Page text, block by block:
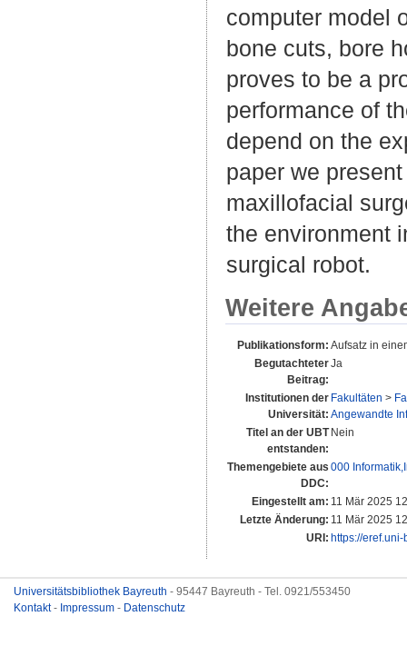
computer model
bone cuts, bore
proves to be a
performance of
depend on the
paper we
maxillofacial
the environment
surgical robot.
Weitere
Publikationsform: Aufsatz in
Begutachteter
Beitrag:
Ja
Institutionen der
Universität:
Fakultäten >
Angewandte
Titel an der UBT
entstanden:
Nein
Themengebiete aus
DDC:
000
Eingestellt am: 11 Mär 2025
Letzte Änderung: 11 Mär 2025
URI: https://
Universitätsbibliothek Bayreuth - 95447 Bayreuth - Tel. 0921/553450
Kontakt- Impressum - Datenschutz